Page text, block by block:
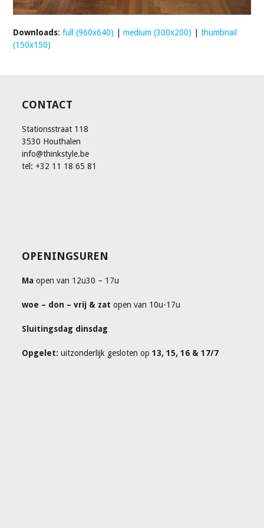
Downloads:full (960x640) |medium (300x200) |thumbnail
(150x150)
CONTACT
Stationsstraat 118
3530 Houthalen
info@thinkstyle.be
tel: +32 11 18 65 81
OPENINGSUREN
Ma open van 12u30 – 17u
woe – don – vrij & zatopen van 10u-17u
Sluitingsdag dinsdag
Opgelet: uitzonderlijk gesloten op13, 15, 16 & 17/7